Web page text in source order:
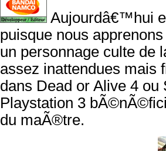
Aujourdâ€™hui
puisque nous
un personnage culte de
assez inattendues mais
dans Dead or Alive 4
Playstation 3
du maÃ®tre.